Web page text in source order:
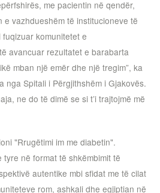
me pacientin në qendër,
vazhdueshëm të institucioneve të
komunitetet e
avancuar rezultatet e barabarta
mban një emër dhe një tregim”, ka
nga Spitali i Përgjithshëm i Gjakovës.
ne do të dimë se si t’i trajtojmë më
"Rrugëtimi im me diabetin".
në format të shkëmbimit të
autentike mbi sfidat me të cilat
rom, ashkali dhe egjiptian në